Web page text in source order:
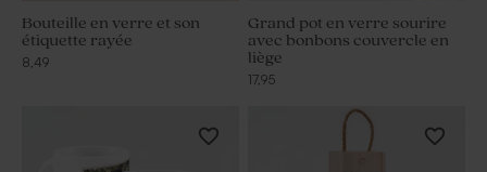
Bouteille en verre et son
étiquette rayée
8,49
Grand pot en verre sourire
avec bonbons couvercle en
liège
17,95